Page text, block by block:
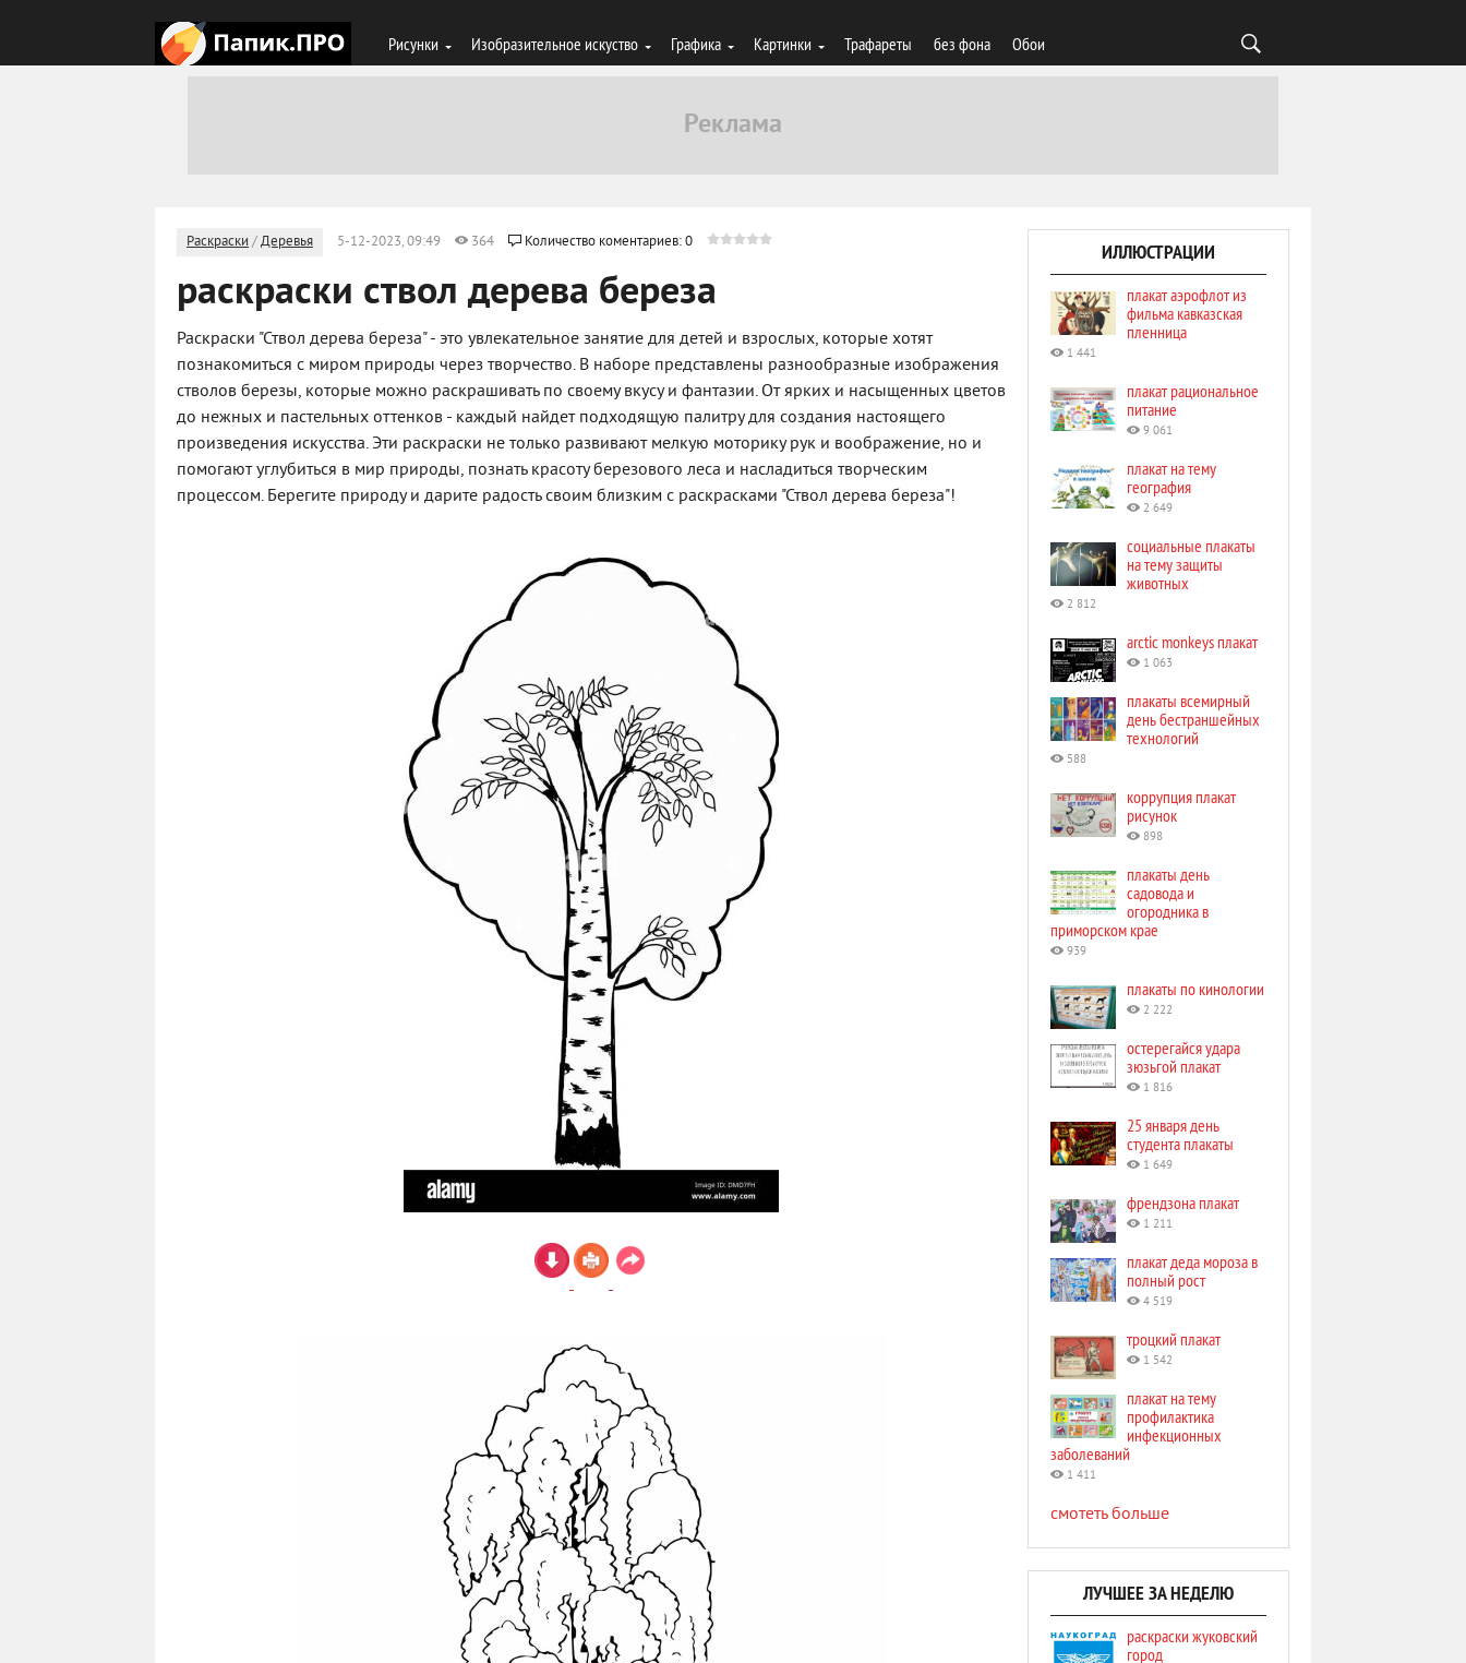
Рисунки Изобразительное искуство Графика Картинки Трафареты без фона Обои
Раскраски /Деревья 5-12-2023, 09:49 364 Количество коментариев: 0
раскраски ствол дерева береза
Раскраски "Ствол дерева береза" - это увлекательное занятие для детей и взрослых, которые хотят
познакомиться с миром природы через творчество. В наборе представлены разнообразные изображения
стволов березы, которые можно раскрашивать по своему вкусу и фантазии. От ярких и насыщенных цветов
до нежных и пастельных оттенков - каждый найдет подходящую палитру для создания настоящего
произведения искусства. Эти раскраски не только развивают мелкую моторику рук и воображение, но и
помогают углубиться в мир природы, познать красоту березового леса и насладиться творческим
процессом. Берегите природу и дарите радость своим близким с раскрасками "Ствол дерева береза"!
ИЛЛЮСТРАЦИИ
плакат аэрофлот из
фильма кавказская
пленница
1 441
плакат рациональное
питание
9 061
плакат на тему
география
2 649
социальные плакаты
на тему защиты
животных
2 812
arctic monkeys плакат
1 063
плакаты всемирный
день бестраншейных
технологий
588
коррупция плакат
рисунок
898
плакаты день
садовода и
огородника в
приморском крае
939
плакаты по кинологии
2 222
остерегайся удара
зюзьгой плакат
1 816
25 января день
студента плакаты
1 649
френдзона плакат
1 211
плакат деда мороза в
полный рост
4 519
троцкий плакат
1 542
плакат на тему
профилактика
инфекционных
заболеваний
1 411
смотеть больше
ЛУЧШЕЕ ЗА НЕДЕЛЮ
раскраски жуковский
город